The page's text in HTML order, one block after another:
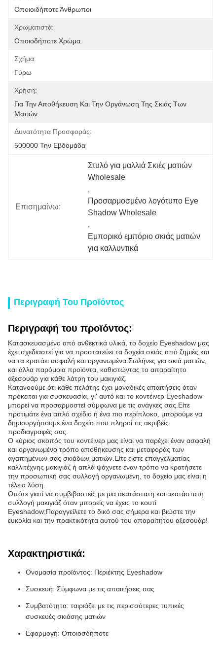
Οποιοιδήποτε Άνθρωποι
Χρωματιστά:
Οποιοδήποτε Χρώμα.
Σχήμα:
Γύρω
Χρήση:
Για Την Αποθήκευση Και Την Οργάνωση Της Σκιάς Των
Ματιών
Δυνατότητα Προσφοράς:
500000 Την Εβδομάδα
Επισημαίνω:
Στυλό για μαλλιά Σκιές ματιών
Wholesale
,
Προσαρμοσμένο λογότυπο Eye
Shadow Wholesale
,
Εμπορικό εμπόριο σκιάς ματιών
για καλλυντικά
Περιγραφή Του Προϊόντος
Περιγραφή του προϊόντος:
Κατασκευασμένο από ανθεκτικά υλικά, το δοχείο Eyeshadow μας
έχει σχεδιαστεί για να προστατεύει τα δοχεία σκιάς από ζημιές και
να τα κρατάει ασφαλή και οργανωμένα.Σωλήνες για σκιά ματιών,
και άλλα παρόμοια προϊόντα, καθιστώντας το απαραίτητο
αξεσουάρ για κάθε λάτρη του μακιγιάζ.
Κατανοούμε ότι κάθε πελάτης έχει μοναδικές απαιτήσεις όταν
πρόκειται για συσκευασία, γι' αυτό και το κοντέινερ Eyeshadow
μπορεί να προσαρμοστεί σύμφωνα με τις ανάγκες σας.Είτε
προτιμάτε ένα απλό σχέδιο ή ένα πιο περίπλοκο, μπορούμε να
δημιουργήσουμε ένα δοχείο που πληροί τις ακριβείς
προδιαγραφές σας.
Ο κύριος σκοπός του κοντέινερ μας είναι να παρέχει έναν ασφαλή
και οργανωμένο τρόπο αποθήκευσης και μεταφοράς των
αγαπημένων σας σκιάδων ματιών.Είτε είστε επαγγελματίας
καλλιτέχνης μακιγιάζ ή απλά ψάχνετε έναν τρόπο να κρατήσετε
την προσωπική σας συλλογή οργανωμένη, το δοχείο μας είναι η
τέλεια λύση.
Οπότε γιατί να συμβιβαστείς με μια ακατάστατη και ακατάστατη
συλλογή μακιγιάζ όταν μπορείς να έχεις το κουτί
Eyeshadow;Παραγγείλετε το δικό σας σήμερα και βιώστε την
ευκολία και την πρακτικότητα αυτού του απαραίτητου αξεσουάρ!
Χαρακτηριστικά:
Ονομασία προϊόντος: Περιέκτης Eyeshadow
Συσκευή: Σύμφωνα με τις απαιτήσεις σας
Συμβατότητα: ταιριάζει με τις περισσότερες τυπικές
συσκευές σκιάσης ματιών
Εφαρμογή: Οποιοσδήποτε